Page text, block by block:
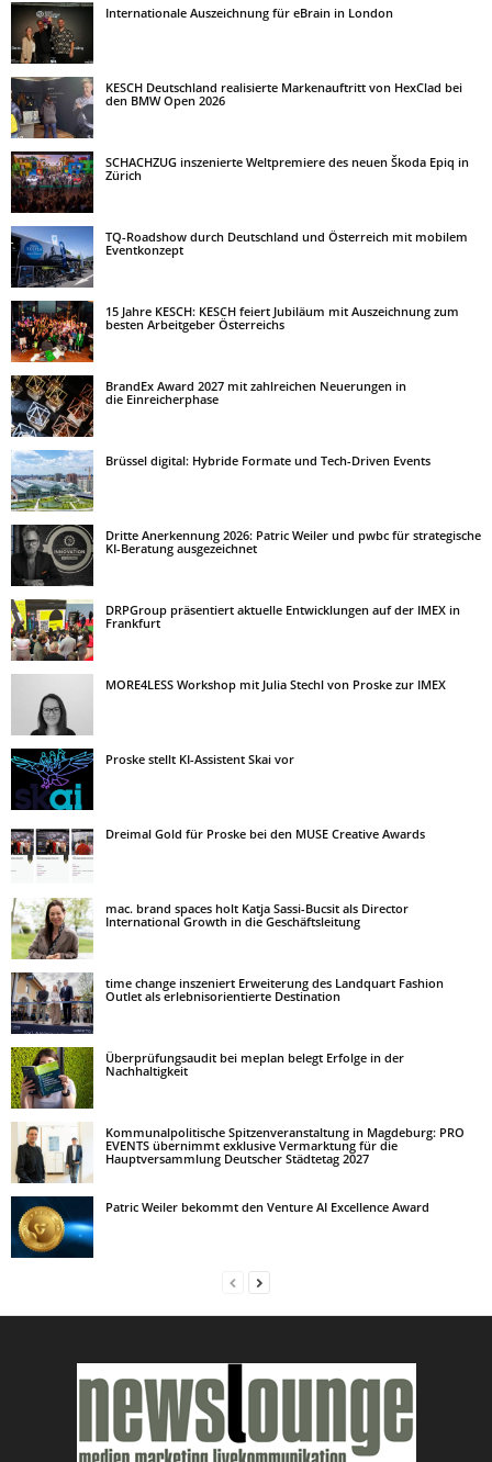
Internationale Auszeichnung für eBrain in London
KESCH Deutschland realisierte Markenauftritt von HexClad bei
den BMW Open 2026
SCHACHZUG inszenierte Weltpremiere des neuen Škoda Epiq in
Zürich
TQ-Roadshow durch Deutschland und Österreich mit mobilem
Eventkonzept
15 Jahre KESCH: KESCH feiert Jubiläum mit Auszeichnung zum
besten Arbeitgeber Österreichs
BrandEx Award 2027 mit zahlreichen Neuerungen in
die Einreicherphase
Brüssel digital: Hybride Formate und Tech-Driven Events
Dritte Anerkennung 2026: Patric Weiler und pwbc für strategische
KI-Beratung ausgezeichnet
DRPGroup präsentiert aktuelle Entwicklungen auf der IMEX in
Frankfurt
MORE4LESS Workshop mit Julia Stechl von Proske zur IMEX
Proske stellt KI-Assistent Skai vor
Dreimal Gold für Proske bei den MUSE Creative Awards
mac. brand spaces holt Katja Sassi-Bucsit als Director
International Growth in die Geschäftsleitung
time change inszeniert Erweiterung des Landquart Fashion
Outlet als erlebnisorientierte Destination
Überprüfungsaudit bei meplan belegt Erfolge in der
Nachhaltigkeit
Kommunalpolitische Spitzenveranstaltung in Magdeburg: PRO
EVENTS übernimmt exklusive Vermarktung für die
Hauptversammlung Deutscher Städtetag 2027
Patric Weiler bekommt den Venture AI Excellence Award